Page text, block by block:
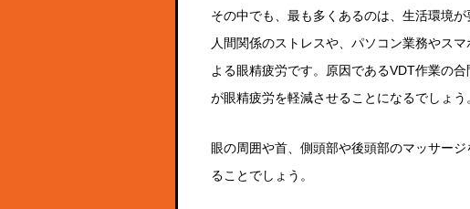
その中でも、最も多くあるのは、生活環境
人間関係のストレスや、パソコン業務やス
よる眼精疲労です。原因であるVDT作業の合
が眼精疲労を軽減させることになるでしょう
眼の周囲や首、側頭部や後頭部のマッサー
ることでしょう。